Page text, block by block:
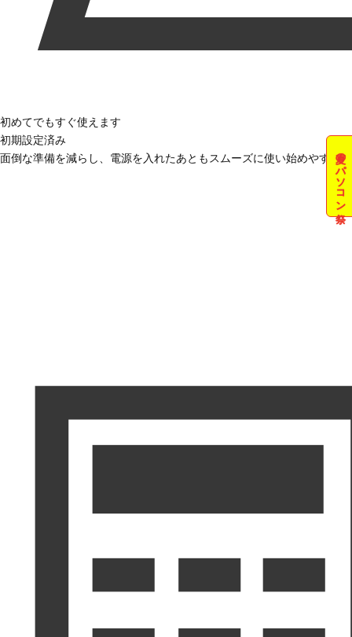
夏のパソコン祭
初めてでもすぐ使えます
初期設定済み
面倒な準備を減らし、電源を入れたあともスムーズに使い始めやすい